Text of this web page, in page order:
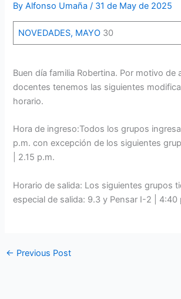
ByAlfonso Umaña/ 31 de May de 2025
NOVEDADES, MAYO 30
Buen día familia Robertina. Por motivo de
docentes tenemos las siguientes
horario.
Hora de ingreso:Todos los grupos
p.m. con excepción de los siguientes
| 2.15 p.m.
Horario de salida: Los siguientes grupos
especial de salida: 9.3 y Pensar I-2 | 4:40
← Previous Post